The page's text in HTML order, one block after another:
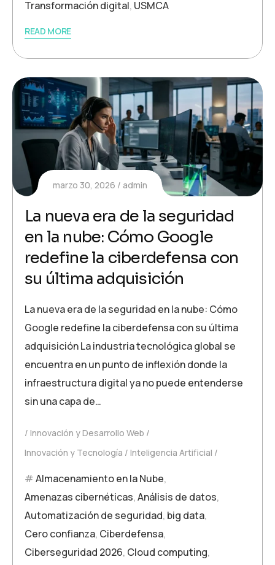
Transformación digital, USMCA
READ MORE
marzo 30, 2026 admin
La nueva era de la seguridad
en la nube: Cómo Google
redefine la ciberdefensa con
su última adquisición
La nueva era de la seguridad en la nube: Cómo
Google redefine la ciberdefensa con su última
adquisición La industria tecnológica global se
encuentra en un punto de inflexión donde la
infraestructura digital ya no puede entenderse
sin una capa de…
Innovación y Desarrollo Web
Innovación y Tecnología
Inteligencia Artificial
Almacenamiento en la Nube,
Amenazas cibernéticas,Análisis de datos,
Automatización de seguridad, big data,
Cero confianza, Ciberdefensa,
Ciberseguridad 2026, Cloud computing,